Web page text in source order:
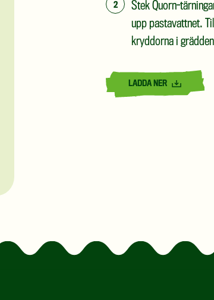
Stek Quorn-
upp pastavattnet.
kryddorna i
LADDA NER